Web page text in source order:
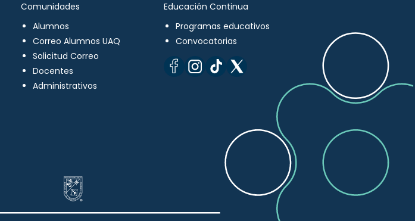
Comunidades
Alumnos
Correo Alumnos UAQ
Solicitud Correo
Docentes
Administrativos
Educación Continua
Programas educativos
Convocatorias